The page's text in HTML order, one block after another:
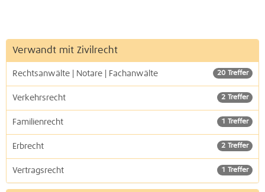
Verwandt mit Zivilrecht
20 Treffer
Rechtsanwälte | Notare | Fachanwälte
2 Treffer
Verkehrsrecht
1 Treffer
Familienrecht
2 Treffer
Erbrecht
1 Treffer
Vertragsrecht